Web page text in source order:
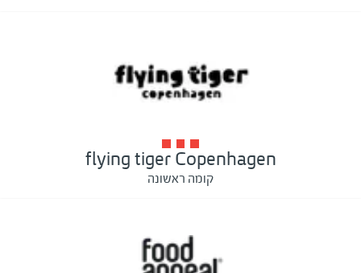
flying tiger Copenhagen
קומה ראשונה